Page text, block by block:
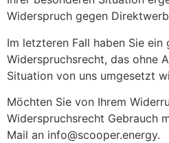
Widerspruch gegen
Im letzteren Fall haben Sie ein
Widerspruchsrecht, das ohne
Situation von uns umgesetzt
Möchten Sie von Ihrem
Widerspruchsrecht Gebrauch
Mail an info@scooper.energy.